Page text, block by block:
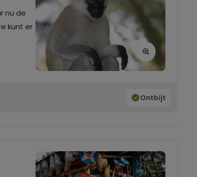
nu de
kunt er
Ontbijt